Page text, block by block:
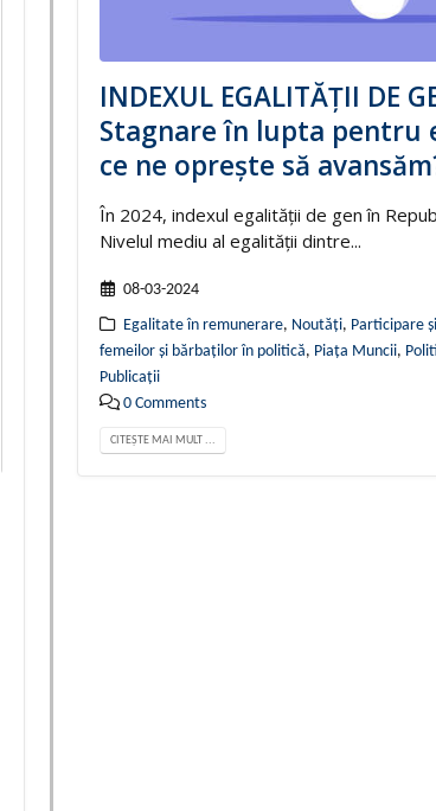
INDEXUL EGALITĂȚII DE
Stagnare în lupta pentru
ce ne oprește să
În 2024, indexul egalității de gen în
Nivelul mediu al egalității dintre...
08-03-2024
Egalitate în remunerare, Noutăți, Participare
femeilor și bărbaților în politică, Piața Muncii,
Publicații
0 Comments
CITEȘTE MAI MULT ...